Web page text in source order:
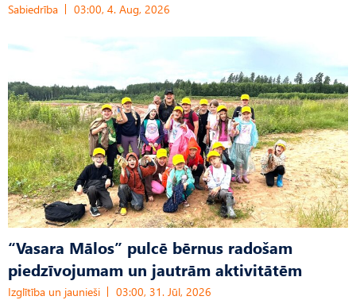
Sabiedrība 03:00, 4. Aug, 2026
“Vasara Mālos” pulcē bērnus radošam
piedzīvojumam un jautrām aktivitātēm
Izglītība un jaunieši 03:00, 31. Jūl, 2026